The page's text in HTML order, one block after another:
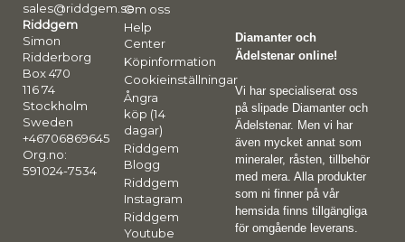
sales@riddgem.se
Riddgem
Simon
Ridderborg
Box 470
116 74
Stockholm
Sweden
+46706869645
Org.no:
591024-7534
Om oss
Help
Center
Köpinformation
Cookieinställningar
Ångra
köp (14
dagar)
Riddgem
Blogg
Riddgem
Instagram
Riddgem
Youtube
Diamanter och
Ädelstenar online!
Vi har specialiserat oss
på slipade Diamanter och
Ädelstenar. Men vi har
även mycket annat som
mineraler, råsten, tillbehör
med mera. Alla produkter
som ni finner på vår
hemsida finns tillgängliga
för omgående leverans.